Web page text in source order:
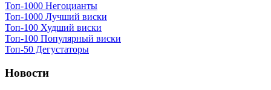
Топ-1000 Негоцианты
Топ-1000 Лучший виски
Топ-100 Худший виски
Топ-100 Популярный виски
Топ-50 Дегустаторы
Новости